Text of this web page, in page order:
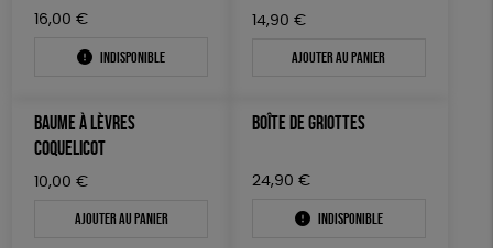
MAISON
ACCESSOIRES
PAPETERIE
LIVRES
Nouveauté
Prix : du - cher au + cher
Disponibilité
50 € - 100 €
150 € - 200 €
Plus de 200€
Couleur
Mots clés
Biodégradable
Fabrication artisanale Oeko-Tex
Fabriqué en Espagne GOTS
16,00 €
Indisponible
14,90 €
Ajouter au panier
BAUME À LÈVRES
COQUELICOT
10,00 €
Ajouter au panier
BOÎTE DE GRIOTTES
24,90 €
Indisponible